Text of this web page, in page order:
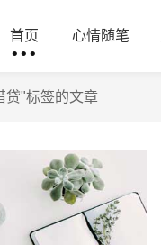
首页 心情随笔
贷"标签的文章